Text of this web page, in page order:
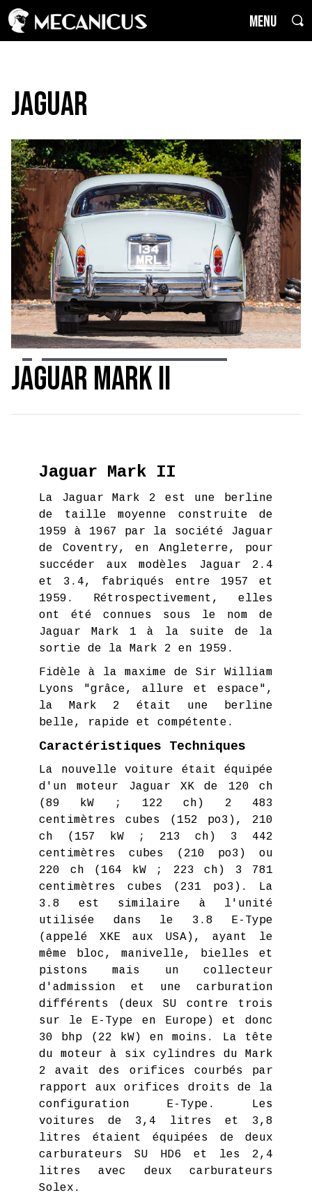
MENU
Jaguar
Jaguar Mark II
Jaguar Mark II
La Jaguar Mark 2 est une berline
de taille moyenne construite de
1959 à 1967 par la société Jaguar
de Coventry, en Angleterre, pour
succéder aux modèles Jaguar 2.4
et 3.4, fabriqués entre 1957 et
1959. Rétrospectivement, elles
ont été connues sous le nom de
Jaguar Mark 1 à la suite de la
sortie de la Mark 2 en 1959.
Fidèle à la maxime de Sir William
Lyons "grâce, allure et espace",
la Mark 2 était une berline
belle, rapide et compétente.
Caractéristiques Techniques
La nouvelle voiture était équipée
d'un moteur Jaguar XK de 120 ch
(89 kW ; 122 ch) 2 483
centimètres cubes (152 po3), 210
ch (157 kW ; 213 ch) 3 442
centimètres cubes (210 po3) ou
220 ch (164 kW ; 223 ch) 3 781
centimètres cubes (231 po3). La
3.8 est similaire à l'unité
utilisée dans le 3.8 E-Type
(appelé XKE aux USA), ayant le
même bloc, manivelle, bielles et
pistons mais un collecteur
d'admission et une carburation
différents (deux SU contre trois
sur le E-Type en Europe) et donc
30 bhp (22 kW) en moins. La tête
du moteur à six cylindres du Mark
2 avait des orifices courbés par
rapport aux orifices droits de la
configuration E-Type. Les
voitures de 3,4 litres et 3,8
litres étaient équipées de deux
carburateurs SU HD6 et les 2,4
litres avec deux carburateurs
Solex.